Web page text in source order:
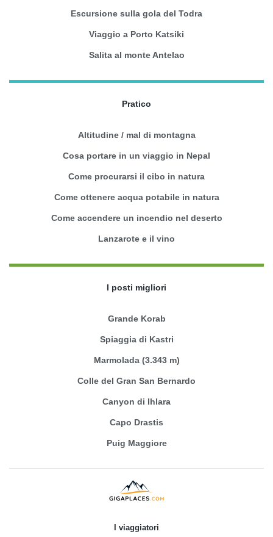
Escursione sulla gola del Todra
Viaggio a Porto Katsiki
Salita al monte Antelao
Pratico
Altitudine / mal di montagna
Cosa portare in un viaggio in Nepal
Come procurarsi il cibo in natura
Come ottenere acqua potabile in natura
Come accendere un incendio nel deserto
Lanzarote e il vino
I posti migliori
Grande Korab
Spiaggia di Kastri
Marmolada (3.343 m)
Colle del Gran San Bernardo
Canyon di Ihlara
Capo Drastis
Puig Maggiore
I viaggiatori